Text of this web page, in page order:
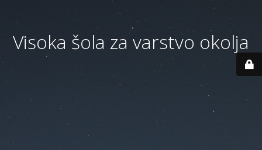
Visoka šola za varstvo okolja